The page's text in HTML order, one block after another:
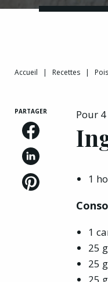
Accueil | Recettes |
PARTAGER Pour
1
1
25
25